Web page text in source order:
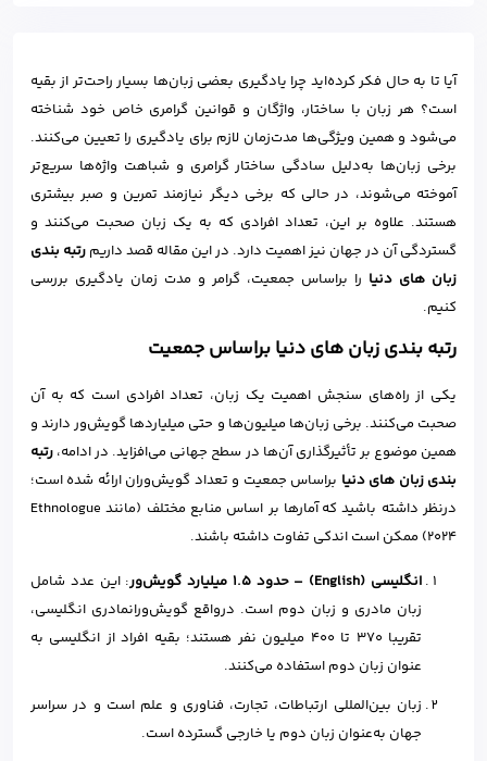
آیا تا به حال فکر کرده‌اید چرا یادگیری بعضی زبان‌ها بسیار راحت‌تر از بقیه
است؟ هر زبان با ساختار، واژگان و قوانین گرامری خاص خود شناخته
می‌شود و همین ویژگی‌ها مدت‌زمان لازم برای یادگیری را تعیین می‌کنند.
برخی زبان‌ها به‌دلیل سادگی ساختار گرامری و شباهت واژه‌ها سریع‌تر
آموخته می‌شوند، در حالی که برخی دیگر نیازمند تمرین و صبر بیشتری
هستند. علاوه بر این، تعداد افرادی که به یک زبان صحبت می‌کنند و
گستردگی آن در جهان نیز اهمیت دارد. در این مقاله قصد داریم رتبه‌ بندی
زبان‌ های دنیا را براساس جمعیت، گرامر و مدت زمان یادگیری بررسی
کنیم.
رتبه بندی زبان های دنیا براساس جمعیت
یکی از راه‌های سنجش اهمیت یک زبان، تعداد افرادی است که به آن
صحبت می‌کنند. برخی زبان‌ها میلیون‌ها و حتی میلیاردها گویش‌ور دارند و
همین موضوع بر تأثیرگذاری آن‌ها در سطح جهانی می‌افزاید. در ادامه، رتبه‌
بندی زبان های دنیا براساس جمعیت و تعداد گویش‌وران ارائه شده است؛
درنظر داشته باشید که آمارها بر اساس منابع مختلف (مانند Ethnologue
2024) ممکن است اندکی تفاوت داشته باشند.
انگلیسی (English
)
– حدود۱.۵ میلیارد گویش‌ور: این عدد شامل
زبان مادری و زبان دوم است. درواقع گویش‌ورانمادری انگلیسی،
تقریبا 370 تا 400 میلیون نفر هستند؛ بقیه افراد از انگلیسی به
عنوان زبان دوم استفاده می‌کنند.
زبان بین‌المللی ارتباطات، تجارت، فناوری و علم است و در سراسر
جهان به‌عنوان زبان دوم یا خارجی گسترده است.